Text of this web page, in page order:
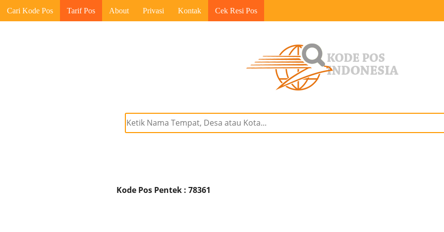
Cari Kode Pos Tarif Pos About Privasi Kontak Cek Resi Pos
Kode Pos Pentek : 78361